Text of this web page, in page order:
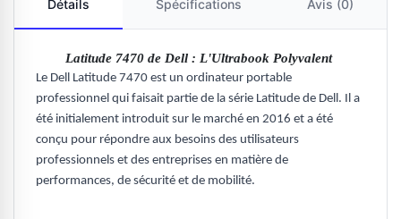
Détails Spécifications Avis (0)
Latitude 7470 de Dell : L'Ultrabook Polyvalent
Le Dell Latitude 7470 est un ordinateur portable
professionnel qui faisait partie de la série Latitude de Dell. Il a
été initialement introduit sur le marché en 2016 et a été
conçu pour répondre aux besoins des utilisateurs
professionnels et des entreprises en matière de
performances, de sécurité et de mobilité.